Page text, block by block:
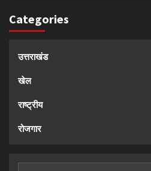
Categories
उत्तराखंड
खेल
राष्ट्रीय
रोजगार